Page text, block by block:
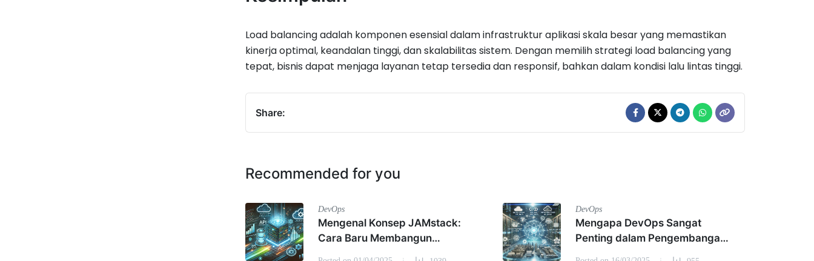
Load balancing adalah komponen esensial dalam infrastruktur aplikasi skala besar yang memastikan
kinerja optimal, keandalan tinggi, dan skalabilitas sistem. Dengan memilih strategi load balancing yang
tepat, bisnis dapat menjaga layanan tetap tersedia dan responsif, bahkan dalam kondisi lalu lintas tinggi.
Share:
Recommended for you
DevOps
Mengenal Konsep JAMstack:
Cara Baru Membangun
DevOps
Mengapa DevOps Sangat
Penting dalam Pengembangan